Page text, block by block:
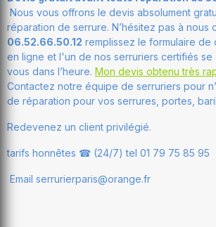
Nous vous offrons le devis absolument
réparation de serrure. N’hésitez pas à nous
06.52.66.50.12 remplissez le formulaire de
en ligne et l'un de nos serruriers certifiés
vous dans l’heure. Mon devis obtenu très
Contactez notre équipe de serruriers pour
de réparation pour vos serrures, portes,
Redevenez un client privilégié.
tarifs honnêtes ☎ (24/7) tel 01 79 75 85 95
Email serrurierparis@orange.fr